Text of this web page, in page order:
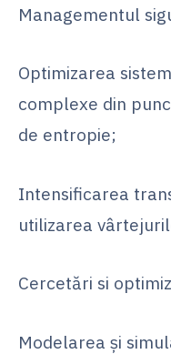
Managementul
Optimizarea
complexe din
de entropie;
Intensificarea
utilizarea
Cercetări si
Modelarea şi